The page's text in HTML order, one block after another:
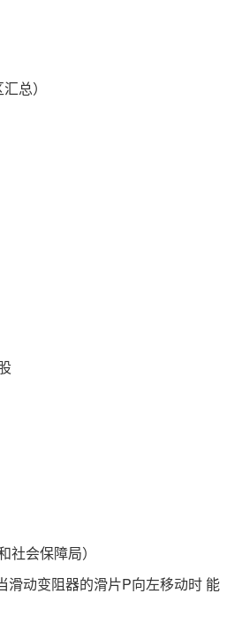
总）
会保障局）
滑动变阻器的滑片P向左移动时 能